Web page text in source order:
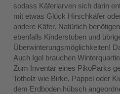
sodass Käferlarven sich darin
mit etwas Glück Hirschkäfer
andere Käfer. Natürlich
ebenfalls Kinderstuben und
Überwinterungsmöglichkeiten!
Auch Igel brauchen
Zum Inventar eines PikoParks
Totholz wie Birke, Pappel oder
dem Erdboden hübsch